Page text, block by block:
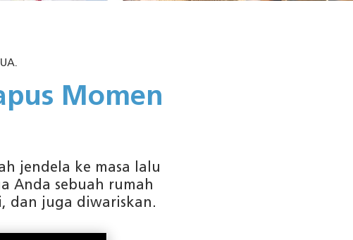
Momen
jendela ke masa lalu
Anda sebuah rumah
dan juga diwariskan.